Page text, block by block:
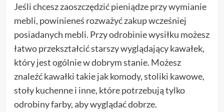
Jeśli chcesz zaoszczędzić pieniądze przy wymianie
mebli, powinieneś rozważyć zakup wcześniej
posiadanych mebli. Przy odrobinie wysiłku możesz
łatwo przekształcić starszy wyglądający kawałek,
który jest ogólnie w dobrym stanie. Możesz
znaleźć kawałki takie jak komody, stoliki kawowe,
stoły kuchenne i inne, które potrzebują tylko
odrobiny farby, aby wyglądać dobrze.